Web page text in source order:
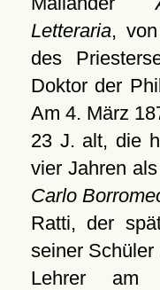
Letteraria,
des
Doktor der
Am 4. März
23 J. alt, die
vier Jahren
Carlo
Ratti, der
seiner Schüler
Lehrer am